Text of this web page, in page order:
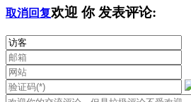
取消回复欢迎 你发表评论: